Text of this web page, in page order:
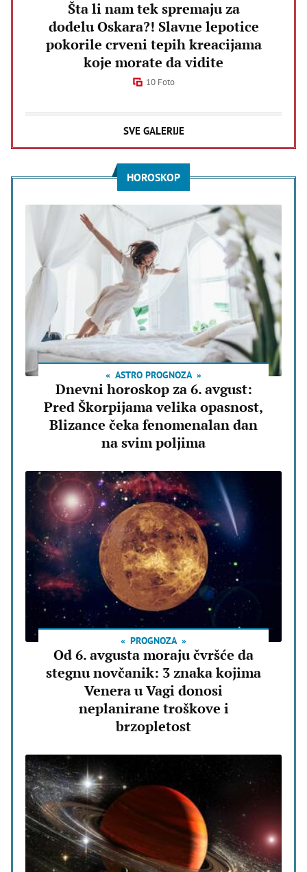
Šta li nam tek spremaju za
dodelu Oskara?! Slavne lepotice
pokorile crveni tepih kreacijama
koje morate da vidite
10 Foto
SVE GALERIJE
HOROSKOP
ASTRO PROGNOZA
Dnevni horoskop za 6. avgust:
Pred Škorpijama velika opasnost,
Blizance čeka fenomenalan dan
na svim poljima
PROGNOZA
Od 6. avgusta moraju čvršće da
stegnu novčanik: 3 znaka kojima
Venera u Vagi donosi
neplanirane troškove i
brzopletost